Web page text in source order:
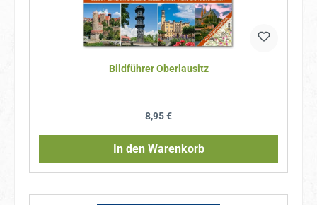
Bildführer Oberlausitz
Regulärer Preis:
8,95 €
In den Warenkorb